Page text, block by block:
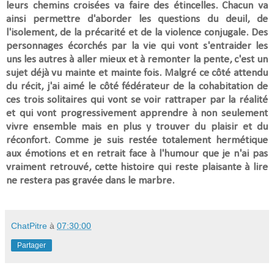
leurs chemins croisées va faire des étincelles. Chacun va
ainsi permettre d'aborder les questionsdu deuil, de
l'isolement, de la précarité et de la violence conjugale. Des
personnages écorchés par la vie qui vont s'entraider les
uns les autres à aller mieux et à remonter la pente, c'est un
sujet déjà vu mainte et mainte fois. Malgré ce côté attendu
du récit, j'ai aimé le côté fédérateur de la cohabitation de
ces trois solitaires qui vont se voir rattraper par la réalité
et qui vont progressivement apprendre à non seulement
vivre ensemble mais en plus y trouver du plaisir et du
réconfort. Comme je suis restée totalementhermétique
aux émotionset en retrait face à l'humour que je n'ai pas
vraiment retrouvé, cette histoire qui reste plaisante à lire
ne restera pas gravée dans le marbre.
ChatPitre à 07:30:00
Partager